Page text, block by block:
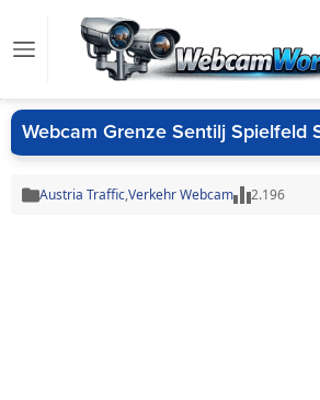
Webcam Grenze Sentilj Spielfeld
Austria Traffic,Verkehr Webcam 2.196